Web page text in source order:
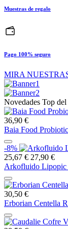
Muestras de regalo
Pago 100% seguro
MIRA
Novedades Top
36,90 €
Baia Food
-8%
25,67 € 27,90 €
Arkofluido Lipopic
30,50 €
Erborian Centella